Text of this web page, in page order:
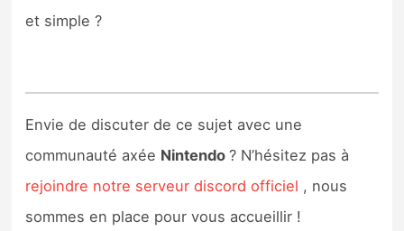
et simple ?
Envie de discuter de ce sujet avec une
communauté axée Nintendo? N’hésitez pas à
rejoindre notre serveur discord officiel , nous
sommes en place pour vous accueillir !